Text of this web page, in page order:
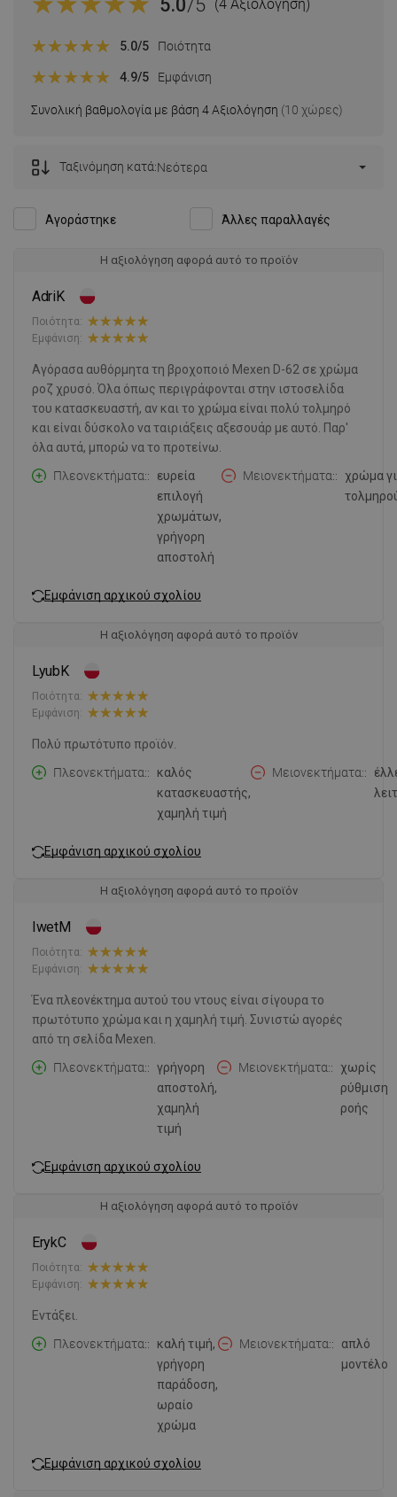
5.0/5 (4 Αξιολόγηση)
Συνολική βαθμολογία με βάση 4 Αξιολόγηση (10 χώρες)
5.0/5 Ποιότητα
4.9/5 Εμφάνιση
Αγοράστηκε Άλλες παραλλαγές
Ταξινόμηση κατά:Νεότερα
Η αξιολόγηση αφορά αυτό το προϊόν
AdriK
Ποιότητα:
Εμφάνιση:
Αγόρασα αυθόρμητα τη βροχοποιό Mexen D-62 σε χρώμα
ροζ χρυσό. Όλα όπως περιγράφονται στην ιστοσελίδα
του κατασκευαστή, αν και το χρώμα είναι πολύ τολμηρό
και είναι δύσκολο να ταιριάξεις αξεσουάρ με αυτό. Παρ'
όλα αυτά, μπορώ να το προτείνω.
Πλεονεκτήματα:
ευρεία
επιλογή
χρωμάτων,
γρήγορη
αποστολή
Μειονεκτήματα:
χρώμα
Εμφάνιση αρχικού σχολίου
Η αξιολόγηση αφορά αυτό το προϊόν
LyubK
Ποιότητα:
Εμφάνιση:
Πολύ πρωτότυπο προϊόν.
Πλεονεκτήματα:
καλός
κατασκευαστής,
χαμηλή τιμή
Μειονεκτήματα:
Εμφάνιση αρχικού σχολίου
Η αξιολόγηση αφορά αυτό το προϊόν
IwetM
Ποιότητα:
Εμφάνιση:
Ένα πλεονέκτημα αυτού του ντους είναι σίγουρα το
πρωτότυπο χρώμα και η χαμηλή τιμή. Συνιστώ αγορές
από τη σελίδα Mexen.
Πλεονεκτήματα:
γρήγορη
αποστολή,
χαμηλή
τιμή
Μειονεκτήματα:
χωρίς
ρύθμιση
ροής
Εμφάνιση αρχικού σχολίου
Η αξιολόγηση αφορά αυτό το προϊόν
ErykC
Ποιότητα:
Εμφάνιση:
Εντάξει.
Πλεονεκτήματα:
καλή τιμή,
γρήγορη
παράδοση,
ωραίο
χρώμα
Μειονεκτήματα:
απλό
μοντέλο
Εμφάνιση αρχικού σχολίου